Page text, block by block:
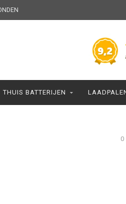
THUIS BATTERIJEN